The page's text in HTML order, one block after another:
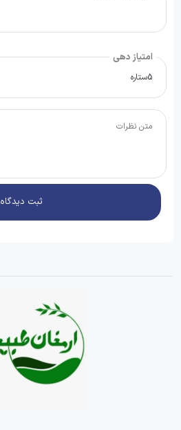
امتیاز دهی
ثبت دیدگاه